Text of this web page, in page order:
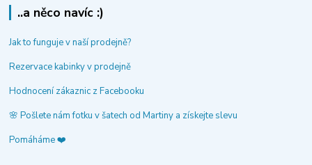
..a něco navíc :)
Jak to funguje v naší prodejně?
Rezervace kabinky v prodejně
Hodnocení zákaznic z Facebooku
🌸 Pošlete nám fotku v šatech od Martiny a získejte slevu
Pomáháme ❤️